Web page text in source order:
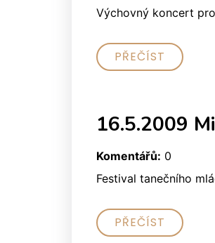
Výchovný koncert
PŘEČÍST
16.5.2009
Komentářů: 0
Festival tanečního
PŘEČÍST